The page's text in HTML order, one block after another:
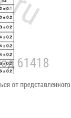
от представленного